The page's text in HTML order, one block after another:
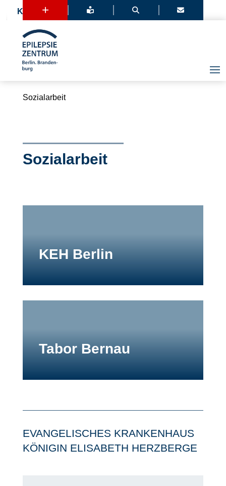
+   
Kontakt
Sozialarbeit
Sozialarbeit
KEH Berlin
Tabor Bernau
EVANGELISCHES KRANKENHAUS
KÖNIGIN ELISABETH HERZBERGE